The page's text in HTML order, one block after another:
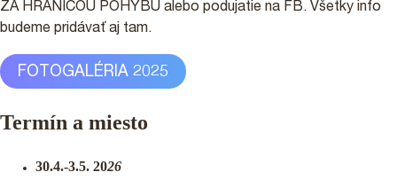
ZA HRANICOU POHYBU alebo podujatie na FB. Všetky info
budeme pridávať aj tam.
FOTOGALÉRIA 2025
Termín a miesto
30.4.-3.5. 2026